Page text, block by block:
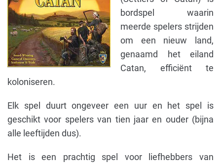
bordspel waarin
meerde spelers strijden
om een ​​nieuw land,
genaamd het eiland
Catan, efficiënt te
koloniseren.
Elk spel duurt ongeveer een uur en het spel is
geschikt voor spelers van tien jaar en ouder (bijna
alle leeftijden dus).
Het is een prachtig spel voor liefhebbers van